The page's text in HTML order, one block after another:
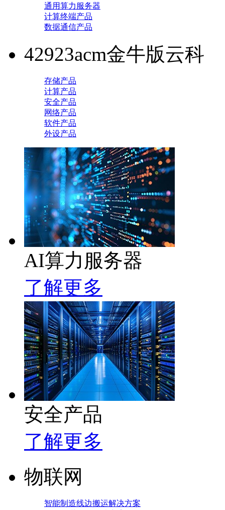
通用算力服务器
计算终端产品
数据通信产品
42923acm金牛版云科
存储产品
计算产品
安全产品
网络产品
软件产品
外设产品
AI算力服务器
了解更多
安全产品
了解更多
物联网
智能制造线边搬运解决方案